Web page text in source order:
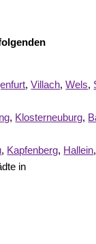
,Villach,Wels,
, Klosterneuburg,
, Kapfenberg, Hallein
in